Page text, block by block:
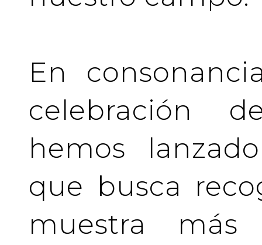
En
celebración
hemos
que busca
muestra